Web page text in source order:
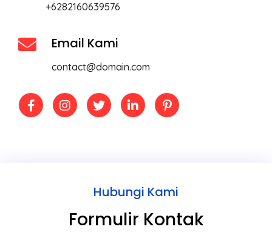
+6282160639576
Email Kami
contact@domain.com
Hubungi Kami
Formulir Kontak